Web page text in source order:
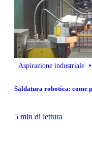
Aspirazione industriale •
Saldatura robotica: come
5 min di lettura